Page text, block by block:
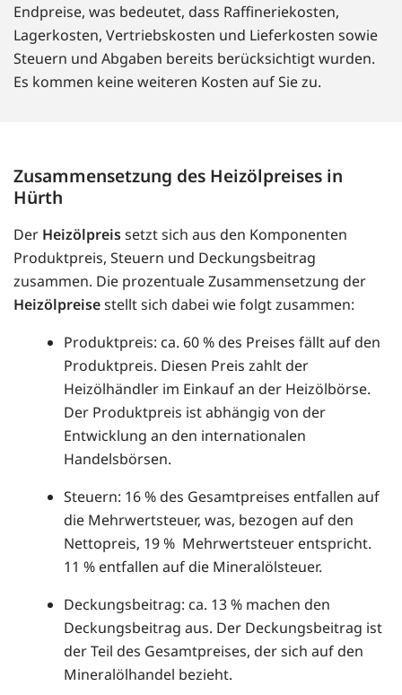
Endpreise, was bedeutet, dass Raffineriekosten,
Lagerkosten, Vertriebskosten und Lieferkosten sowie
Steuern und Abgaben bereits berücksichtigt wurden.
Es kommen keine weiteren Kosten auf Sie zu.
Zusammensetzung des Heizölpreises in
Hürth
Der Heizölpreissetzt sich aus den Komponenten
Produktpreis, Steuern und Deckungsbeitrag
zusammen. Die prozentuale Zusammensetzung der
Heizölpreisestellt sich dabei wie folgt zusammen:
Produktpreis: ca. 60 % des Preises fällt auf den
Produktpreis. Diesen Preis zahlt der
Heizölhändler im Einkauf an der Heizölbörse.
Der Produktpreis ist abhängig von der
Entwicklung an den internationalen
Handelsbörsen.
Steuern: 16 % des Gesamtpreises entfallen auf
die Mehrwertsteuer, was, bezogen auf den
Nettopreis, 19 % Mehrwertsteuer entspricht.
11 % entfallen auf die Mineralölsteuer.
Deckungsbeitrag: ca. 13 % machen den
Deckungsbeitrag aus. Der Deckungsbeitrag ist
der Teil des Gesamtpreises, der sich auf den
Mineralölhandel bezieht.